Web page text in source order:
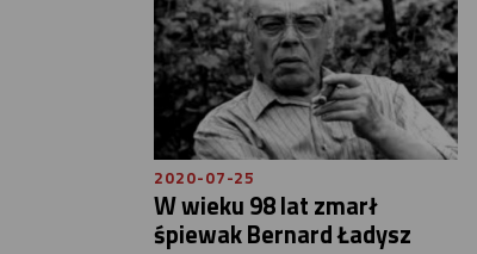
2020-07-25
W wieku 98 lat zmarł
śpiewak Bernard Ładysz